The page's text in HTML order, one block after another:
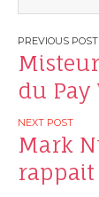
Post
du Pay
Mark
rappait